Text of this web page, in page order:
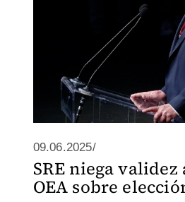
09.06.2025/
SRE niega validez
OEA sobre